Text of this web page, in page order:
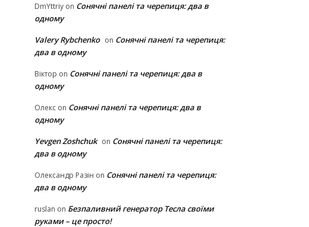
DmYttriy on Сонячні панелі та черепиця: два в
одному
Valery Rybchenko on Сонячні панелі та черепиця:
два в одному
Віктор on Сонячні панелі та черепиця: два в
одному
Олекс on Сонячні панелі та черепиця: два в
одному
Yevgen Zoshchuk on Сонячні панелі та черепиця:
два в одному
Олександр Разін on Сонячні панелі та черепиця:
два в одному
ruslan on Безпаливний генератор Тесла своїми
руками – це просто!